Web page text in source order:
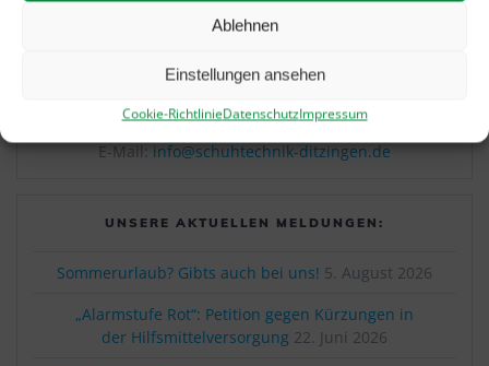
Ablehnen
Einstellungen ansehen
Cookie-RichtlinieDatenschutzImpressum
2019!
2019!
IHR SCHNELLKONTAKT:
Telefon: 07156 / 3070360
E-Mail: info@schuhtechnik-ditzingen.de
UNSERE AKTUELLEN MELDUNGEN:
Sommerurlaub? Gibts auch bei uns! 5. August 2026
„Alarmstufe Rot“: Petition gegen Kürzungen in
der Hilfsmittelversorgung 22. Juni 2026